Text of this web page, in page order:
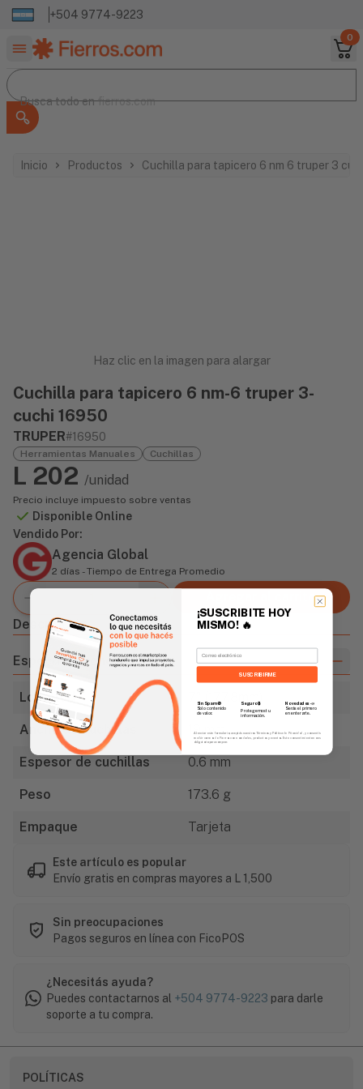
+504 9774-9223
0
Buscar productos
Busca todo en
Busca todo enfierros.com
Inicio Productos Cuchilla para tapicero 6 nm 6 truper 3
Haz clic en la imagen para alargar
Cuchilla para tapicero 6 nm-6 truper 3-
cuchi 16950
TRUPER#16950
Herramientas Manuales Cuchillas
L 202 /unidad
Precio incluye impuesto sobre ventas
Disponible Online
Vendido Por:
Agencia Global
2 días - Tiempo de Entrega Promedio
Agregar al carrito
Descripción
Especificaciones
Longitud 7" (177.8mm)
Ancho de cuchillas 19 mm
Espesor de cuchillas 0.6 mm
Peso 173.6 g
Empaque Tarjeta
Este artículo es popular
Envío gratis en compras mayores a L 1,500
Sin preocupaciones
Pagos seguros en línea con FicoPOS
¿Necesitás ayuda?
Puedes contactarnos al +504 9774-9223 para darle
soporte a tu compra.
POLÍTICAS
¡SUSCRIBITE HOY
MISMO! 🔥
Email
SUSCRIBIRME
Sin Spam 🚫
Solo contenido
de valor.
Seguro 🔒
Protegemos tu
información.
Novedades📣
Serás el primero
en enterarte.
Al enviar este formulario, aceptás nuestros Términos y Política de Privacidad, y consentís
recibir correos de Fierros con novedades, productos y eventos. Este consentimiento no es
obligatorio para comprar.